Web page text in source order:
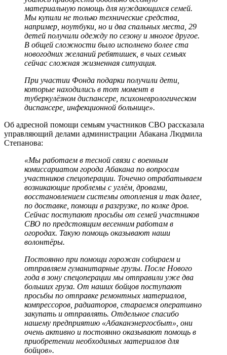
материальную помощь для нуждающихся семей.
Мы купили не только технические средства,
например, ноутбуки, но и два спальных места, 29
детей получили одежду по сезону и многое другое.
В общей сложности было исполнено более ста
новогодних желаний ребятишек, в чьих семьях
сейчас сложная жизненная ситуация.
При участии Фонда подарки получили дети,
которые находились в тот момент в
туберкулёзном диспансере, психоневрологическом
диспансере, инфекционной больнице».
Об адресной помощи семьям участников СВО рассказала
управляющий делами администрации Абакана Людмила
Степанова:
«Мы работаем в тесной связи с военным
комиссариатом города Абакана по вопросам
участников спецоперации. Точечно отрабатываем
возникающие проблемы с углём, дровами,
восстановлением системы отопления и так далее,
по доставке, помощи в разгрузке, по колке дров.
Сейчас поступают просьбы от семей участников
СВО по предстоящим весенним работам в
огородах. Такую помощь оказывают наши
волонтёры.
Постоянно при помощи горожан собираем и
отправляем гуманитарные грузы. После Нового
года в зону спецоперации мы отправили уже два
больших груза. От наших бойцов поступают
просьбы по отправке ремонтных материалов,
компрессоров, радиаторов, стараемся оперативно
закупать и отправлять. Отдельное спасибо
нашему предприятию «Абаканэнергосбыт», они
очень активно и постоянно оказывают помощь в
приобретении необходимых материалов для
бойцов».